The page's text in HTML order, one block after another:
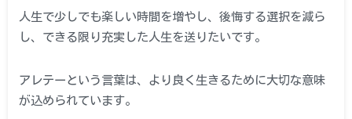
人生で少しでも楽しい時間を増やし、後悔する選択を減ら
し、できる限り充実した人生を送りたいです。
アレテーという言葉は、より良く生きるために大切な意味
が込められています。